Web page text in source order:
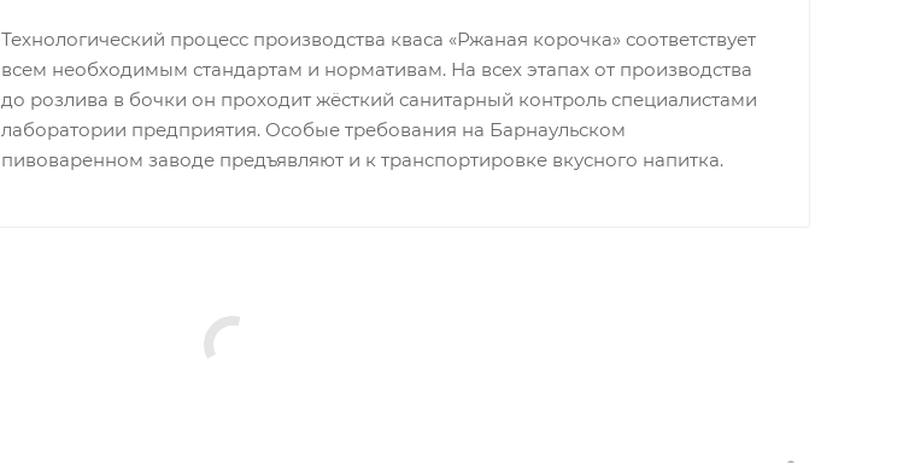
Технологический процесс производства кваса «Ржаная корочка» соответствует
всем необходимым стандартам и нормативам. На всех этапах от производства
до розлива в бочки он проходит жёсткий санитарный контроль специалистами
лаборатории предприятия. Особые требования на Барнаульском
пивоваренном заводе предъявляют и к транспортировке вкусного напитка.